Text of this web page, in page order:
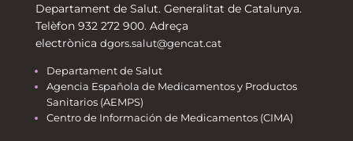
Departament de Salut. Generalitat de Catalunya.
Telèfon 932 272 900. Adreça
electrònica dgors.salut@gencat.cat
Departament de Salut
Agencia Española de Medicamentos y Productos
Sanitarios (AEMPS)
Centro de Información de Medicamentos (CIMA)